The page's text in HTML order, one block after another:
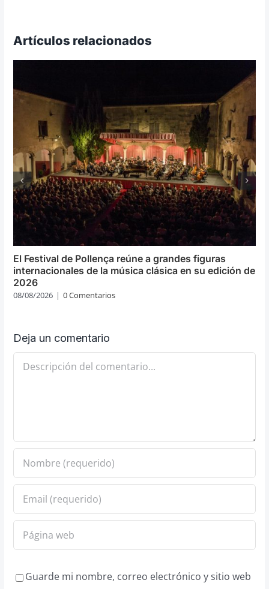
Artículos relacionados
El Festival de Pollença reúne a grandes figuras
internacionales de la música clásica en su edición de
2026
08/08/2026 | 0 Comentarios
Deja un comentario
Comentario
Guarde mi nombre, correo electrónico y sitio web